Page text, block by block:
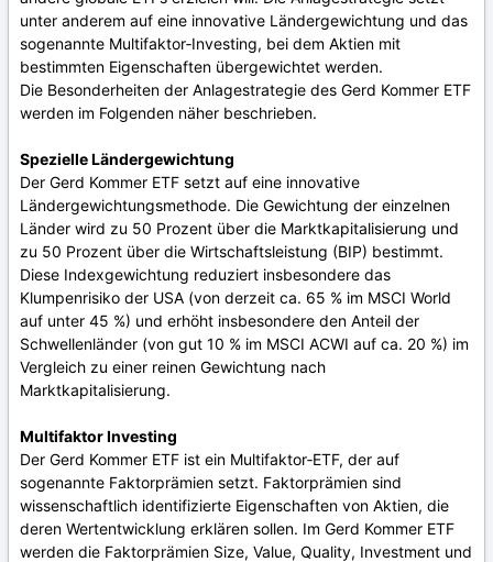
unter anderem auf eine innovative Ländergewichtung und das
sogenannte Multifaktor‑Investing, bei dem Aktien mit
bestimmten Eigenschaften übergewichtet werden.
Die Besonderheiten der Anlagestrategie des Gerd Kommer ETF
werden im Folgenden näher beschrieben.
Spezielle Ländergewichtung
Der Gerd Kommer ETF setzt auf eine innovative
Ländergewichtungsmethode. Die Gewichtung der einzelnen
Länder wird zu 50 Prozent über die Marktkapitalisierung und
zu 50 Prozent über die Wirtschaftsleistung (BIP) bestimmt.
Diese Indexgewichtung reduziert insbesondere das
Klumpenrisiko der USA (von derzeit ca. 65 % im MSCI World
auf unter 45 %) und erhöht insbesondere den Anteil der
Schwellenländer (von gut 10 % im MSCI ACWI auf ca. 20 %) im
Vergleich zu einer reinen Gewichtung nach
Marktkapitalisierung.
Multifaktor Investing
Der Gerd Kommer ETF ist ein Multifaktor‑ETF, der auf
sogenannte Faktorprämien setzt. Faktorprämien sind
wissenschaftlich identifizierte Eigenschaften von Aktien, die
deren Wertentwicklung erklären sollen. Im Gerd Kommer ETF
werden die Faktorprämien Size, Value, Quality, Investment und